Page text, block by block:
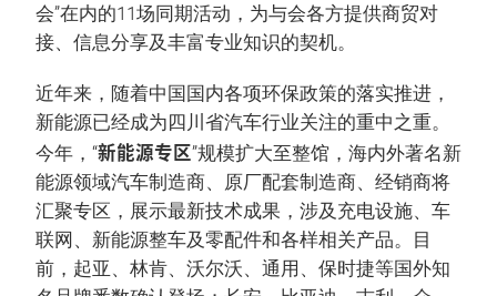
会”在内的11场同期活动，为与会各方提供商贸对
接、信息分享及丰富专业知识的契机。
近年来，随着中国国内各项环保政策的落实推进，
新能源已经成为四川省汽车行业关注的重中之重。
今年，“新能源专区”规模扩大至整馆，海内外著名新
能源领域汽车制造商、原厂配套制造商、经销商将
汇聚专区，展示最新技术成果，涉及充电设施、车
联网、新能源整车及零配件和各样相关产品。目
前，起亚、林肯、沃尔沃、通用、保时捷等国外知